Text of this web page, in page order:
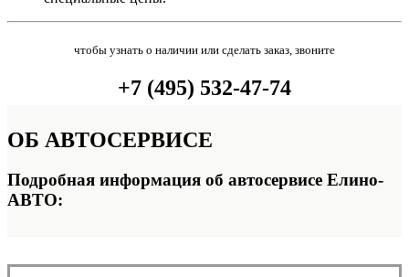
чтобы узнать о наличии или сделать заказ, звоните
+7 (495) 532-47-74
ОБ АВТОСЕРВИСЕ
Подробная информация об автосервисе Елино-
АВТО: